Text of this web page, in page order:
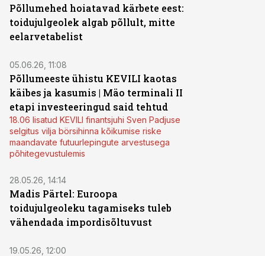
Põllumehed hoiatavad kärbete eest:
toidujulgeolek algab põllult, mitte
eelarvetabelist
05.06.26, 11:08
Põllumeeste ühistu KEVILI kaotas
käibes ja kasumis | Mäo terminali II
etapi investeeringud said tehtud
18.06 lisatud KEVILI finantsjuhi Sven Padjuse
selgitus vilja börsihinna kõikumise riske
maandavate futuurlepingute arvestusega
põhitegevustulemis
28.05.26, 14:14
Madis Pärtel: Euroopa
toidujulgeoleku tagamiseks tuleb
vähendada impordisõltuvust
19.05.26, 12:00